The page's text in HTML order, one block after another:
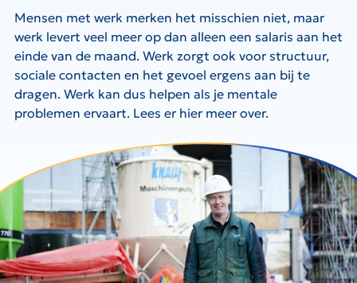
Mensen met werk merken het misschien niet, maar
werk levert veel meer op dan alleen een salaris aan het
einde van de maand. Werk zorgt ook voor structuur,
sociale contacten en het gevoel ergens aan bij te
dragen. Werk kan dus helpen als je mentale
problemen ervaart. Lees er hier meer over.